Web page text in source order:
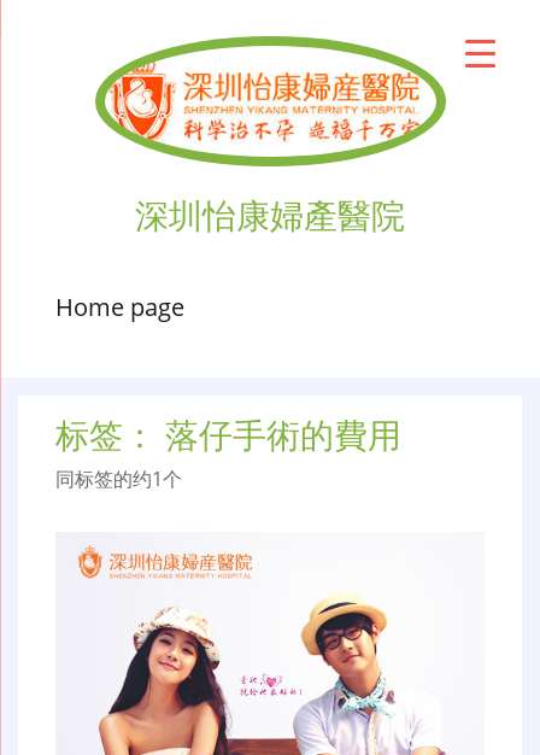
深圳怡康婦產醫院
Home page
标签： 落仔手術的費用
同标签的约1个